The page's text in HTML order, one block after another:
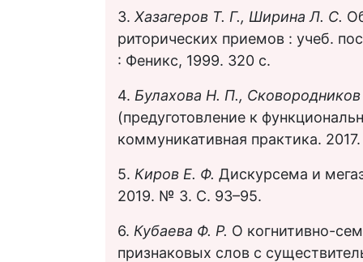
3. Хазагеров Т. Г., Ширина Л. С.
риторических приемов : учеб.
: Феникс, 1999. 320 с.
4. Булахова Н. П.,
(предуготовление к
коммуникативная практика.
5. Киров Е. Ф. Дискурсема и
2019. № 3. С. 93–95.
6. Кубаева Ф. Р. О когнитивно-
признаковых слов с